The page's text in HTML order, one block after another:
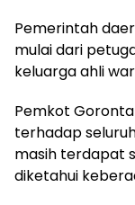
Pemerintah
mulai dari
keluarga ahli
Pemkot
terhadap
masih terdapat
diketahui